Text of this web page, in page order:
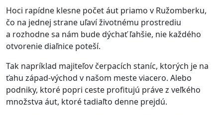
Hoci rapídne klesne počet áut priamo v Ružomberku,
čo na jednej strane uľaví životnému prostrediu
a rozhodne sa nám bude dýchať ľahšie, nie každého
otvorenie diaľnice poteší.
Tak napríklad majiteľov čerpacích staníc, ktorých je na
ťahu západ-východ v našom meste viacero. Alebo
podniky, ktoré popri ceste profitujú práve z veľkého
množstva áut, ktoré tadiaľto denne prejdú.